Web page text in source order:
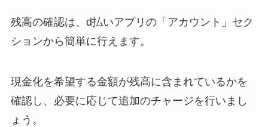
残高の確認は、d払いアプリの「アカウント」セク
ションから簡単に行えます。
現金化を希望する金額が残高に含まれているかを
確認し、必要に応じて追加のチャージを行いまし
ょう。